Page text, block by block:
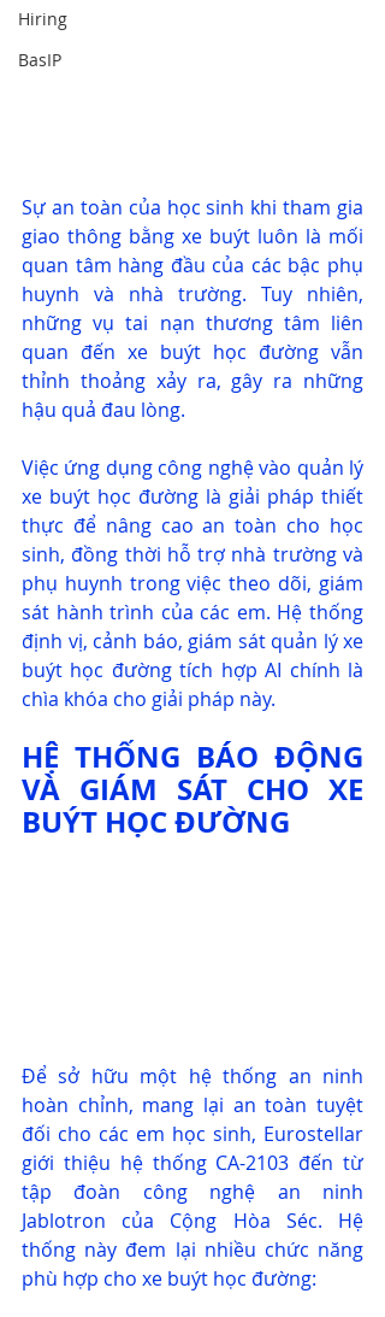
Hiring
BasIP
Sự an toàn của học sinh khi tham gia
giao thông bằng xe buýt luôn là mối
quan tâm hàng đầu của các bậc phụ
huynh và nhà trường. Tuy nhiên,
những vụ tai nạn thương tâm liên
quan đến xe buýt học đường vẫn
thỉnh thoảng xảy ra, gây ra những
hậu quả đau lòng.
Việc ứng dụng công nghệ vào quản lý
xe buýt học đường là giải pháp thiết
thực để nâng cao an toàn cho học
sinh, đồng thời hỗ trợ nhà trường và
phụ huynh trong việc theo dõi, giám
sát hành trình của các em. Hệ thống
định vị, cảnh báo, giám sát quản lý xe
buýt học đường tích hợp AI chính là
chìa khóa cho giải pháp này.
HỆ THỐNG BÁO ĐỘNG
VÀ GIÁM SÁT CHO XE
BUÝT HỌC ĐƯỜNG
Để sở hữu một hệ thống an ninh
hoàn chỉnh, mang lại an toàn tuyệt
đối cho các em học sinh, Eurostellar
giới thiệu hệ thống CA-2103 đến từ
tập đoàn công nghệ an ninh
Jablotron của Cộng Hòa Séc. Hệ
thống này đem lại nhiều chức năng
phù hợp cho xe buýt học đường: